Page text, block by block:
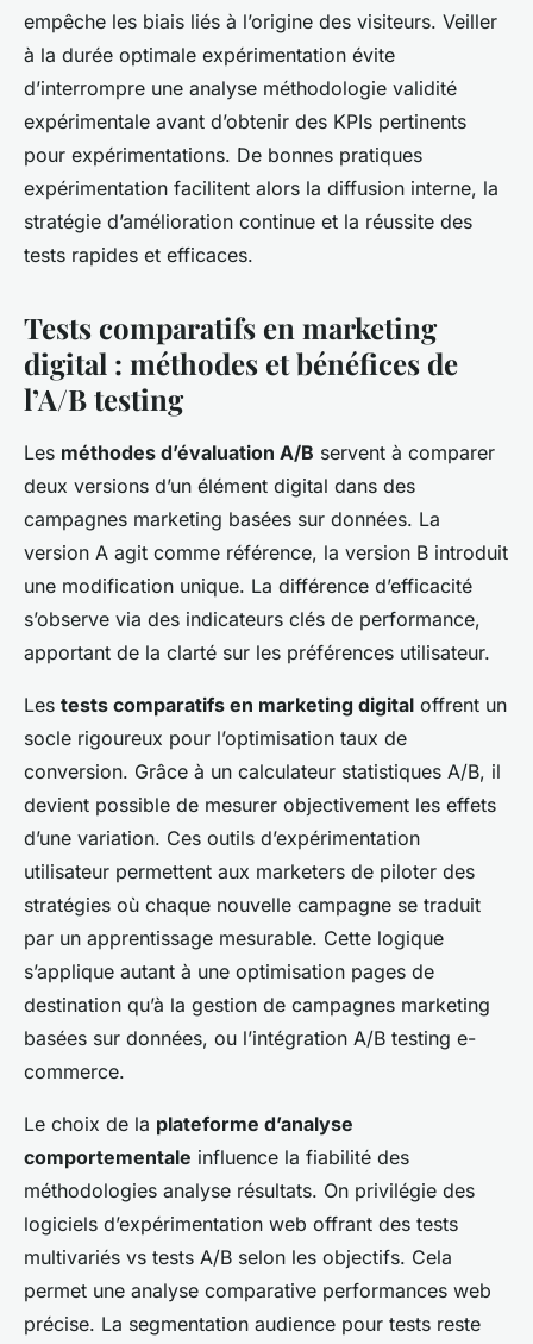
empêche les biais liés à l’origine des visiteurs. Veiller
à la durée optimale expérimentation évite
d’interrompre une analyse méthodologie validité
expérimentale avant d’obtenir des KPIs pertinents
pour expérimentations. De bonnes pratiques
expérimentation facilitent alors la diffusion interne, la
stratégie d’amélioration continue et la réussite des
tests rapides et efficaces.
Tests comparatifs en marketing
digital : méthodes et bénéfices de
l’A/B testing
Les méthodes d’évaluation A/B servent à comparer
deux versions d’un élément digital dans des
campagnes marketing basées sur données. La
version A agit comme référence, la version B introduit
une modification unique. La différence d’efficacité
s’observe via des indicateurs clés de performance,
apportant de la clarté sur les préférences utilisateur.
Les tests comparatifs en marketing digital offrent un
socle rigoureux pour l’optimisation taux de
conversion. Grâce à un calculateur statistiques A/B, il
devient possible de mesurer objectivement les effets
d’une variation. Ces outils d’expérimentation
utilisateur permettent aux marketers de piloter des
stratégies où chaque nouvelle campagne se traduit
par un apprentissage mesurable. Cette logique
s’applique autant à une optimisation pages de
destination qu’à la gestion de campagnes marketing
basées sur données, ou l’intégration A/B testing e-
commerce.
Le choix de la plateforme d’analyse
comportementale influence la fiabilité des
méthodologies analyse résultats. On privilégie des
logiciels d’expérimentation web offrant des tests
multivariés vs tests A/B selon les objectifs. Cela
permet une analyse comparative performances web
précise. La segmentation audience pour tests reste